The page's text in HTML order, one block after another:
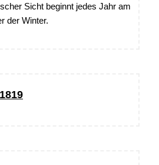
Sicht beginnt jedes Jahr am
der Winter.